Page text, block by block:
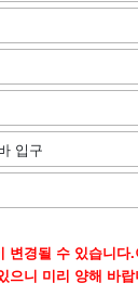
입구
변경될 수 있습니
으니 미리 양해 바랍